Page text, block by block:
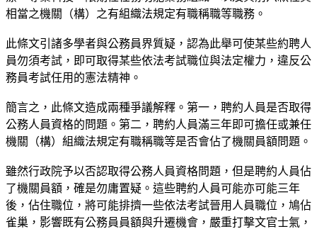
相當之機關（構）之有組織法規定有職稱職等職務。
此條文引諸多學者與公務員界質疑，認為此舉可使某些約聘人
員勿須考試，即可取得某些依法考試職位與法定權力，違反公
務員考試任用的憲法精神。
簡言之，此條文造成兩種爭議解釋。第一，聘約人員是否取得
公務人員資格的問題。第二，聘約人員滿三年即可擔任或兼任
機關（構）組織法規定有職稱職等是否會佔了機關員額問題。
雖然行政院予以否認取得公務人員資格問題，但是聘約人員佔
了機關員額，確是勿庸置疑。這些聘約人員可能亦可能三年
後，佔住職位，將可能排擠一些依法考試晉用人員職位，鳩佔
雀巢，影響既有公務員員額與升遷機會，嚴重打擊文官士氣，